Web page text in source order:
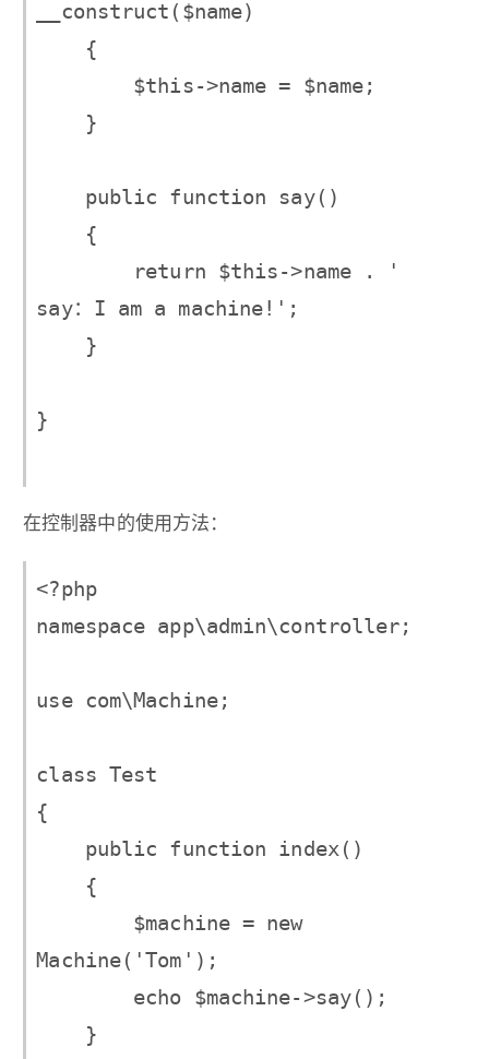
__construct($name)
say：I am a machine!';
}
在控制器中的使用方法：
<?php
namespace app\admin\controller;
use com\Machine;
class Test
{
Machine('Tom');